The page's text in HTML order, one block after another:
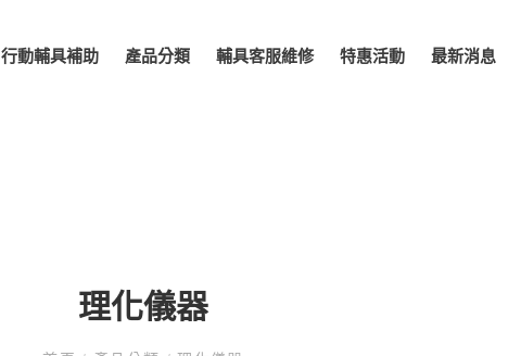
行動輔具補助 產品分類 輔具客服維修 特惠活動 最新消息
理化儀器